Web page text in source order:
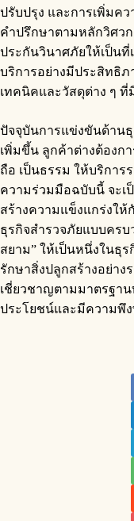
ปรับปรุง และการเพิ่มค
คำปรึกษาตามหลักวิศว
ประกันวินาศภัยให้เป็นที่
บริการอย่างมีประสิทธิ
เทคนิคและวัสดุต่าง ๆ
ปัจจุบันการแข่งขันด้าน
เพิ่มขึ้น ลูกค้าต่างต้องก
ถือ เป็นธรรม ให้บริการ
ความร่วมมือฉบับนี้ จะเ
สร้างความแข็งแกร่งให้
ธุรกิจสำรวจภัยแบบครบ
สยาม” ให้เป็นหนึ่งในธุ
รักษาสิ่งปลูกสร้างอย่าง
เชี่ยวชาญตามมาตรฐา
ประโยชน์และมีความพึ